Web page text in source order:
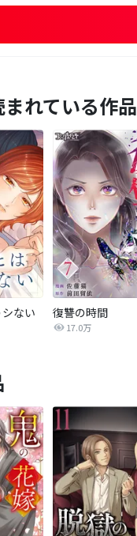
れている作品
ない 復讐の時間
17.0万